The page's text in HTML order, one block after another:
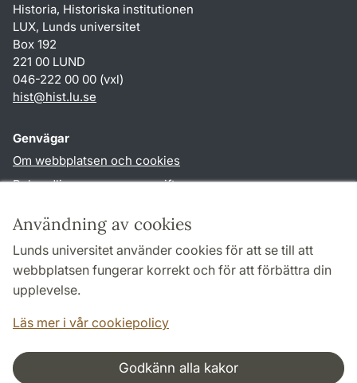
Användning av cookies
Lunds universitet använder cookies för att se till att
webbplatsen fungerar korrekt och för att förbättra din
upplevelse.
Läs mer i vår cookiepolicy
Godkänn alla kakor
Historia, Historiska institutionen
LUX, Lunds universitet
Box 192
221 00 LUND
046-222 00 00 (vxl)
hist@hist.lu.se
Genvägar
Om webbplatsen och cookies
Behandling av personuppgifter
TYPO3-login
Följ oss i sociala medier